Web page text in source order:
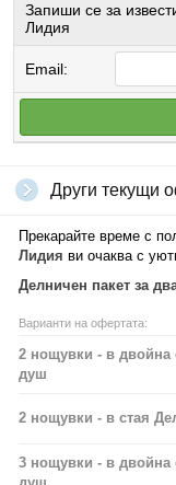
Запиши се за
Лидия
Email:
Други текущи
Прекарайте време с
Лидия ви очаква с
Делничен пакет за
Варианти на офертата:
2 нощувки - в двойна
душ
2 нощувки - в стая
3 нощувки - в двойна